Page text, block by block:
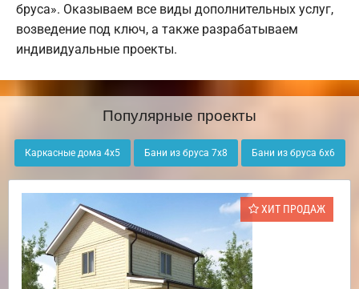
бруса». Оказываем все виды дополнительных услуг,
возведение под ключ, а также разрабатываем
индивидуальные проекты.
Популярные проекты
Каркасные дома 4х5 Бани из бруса 7х8 Бани из бруса 6х6
ХИТ ПРОДАЖ